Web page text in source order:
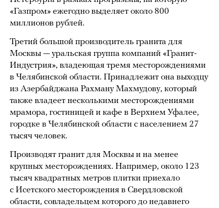
«Газпром» ежегодно выделяет около 800
миллионов рублей.
Третий большой производитель гранита для
Москвы — уральская группа компаний «Гранит-
Индустрия», владеющая тремя месторождениями
в Челябинской области. Принадлежит она выходцу
из Азербайджана Рахману Махмудову, который
также владеет несколькими месторождениями
мрамора, гостиницей и кафе в Верхнем Уфалее,
городке в Челябинской области с населением 27
тысяч человек.
Производят гранит для Москвы и на менее
крупных месторождениях. Например, около 123
тысяч квадратных метров плитки приехало
с Исетского месторождения в Свердловской
области, совладельцем которого до недавнего